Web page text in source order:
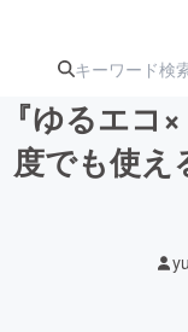
『ゆるエ
度でも使え